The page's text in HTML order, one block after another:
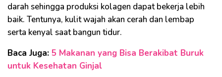
darah sehingga produksi kolagen dapat bekerja lebih
baik. Tentunya, kulit wajah akan cerah dan lembap
serta kenyal saat bangun tidur.
Baca Juga: 5 Makanan yang Bisa Berakibat Buruk
untuk Kesehatan Ginjal